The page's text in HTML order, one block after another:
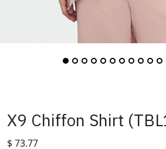
X9 Chiffon Shirt
$73.77